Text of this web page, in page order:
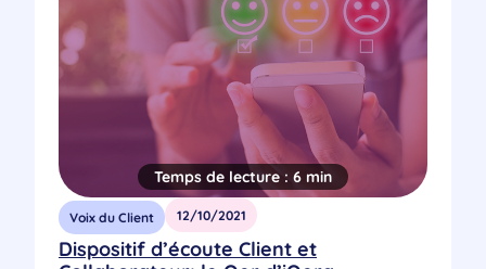
Temps de lecture : 6 min
Voix du Client 12/10/2021
Dispositif d’écoute Client et